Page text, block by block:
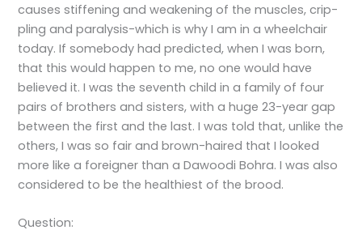
causes stiffening and weakening of the muscles, crip-
pling and paralysis-which is why I am in a wheelchair
today. If somebody had predicted, when I was born,
that this would happen to me, no one would have
believed it. I was the seventh child in a family of four
pairs of brothers and sisters, with a huge 23-year gap
between the first and the last. I was told that, unlike the
others, I was so fair and brown-haired that I looked
more like a foreigner than a Dawoodi Bohra. I was also
considered to be the healthiest of the brood.
Question: